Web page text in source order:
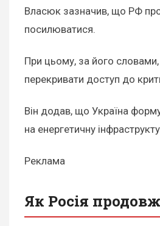
Власюк зазначив, що РФ
посилюватися.
При цьому, за його
перекривати доступ до
Він додав, що Україна
на енергетичну
Реклама
Як Росія